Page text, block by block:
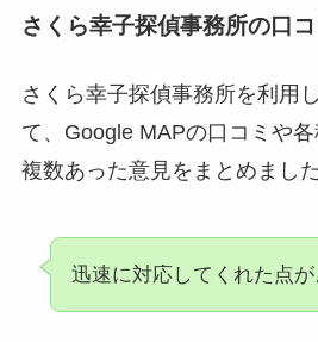
さくら幸子探偵事務所の口
さくら幸子探偵事務所を利用
て、Google MAPの口コミや各
複数あった意見をまとめました
迅速に対応してくれた点が